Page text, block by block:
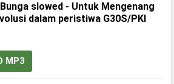
slowed - Untuk Mengenang
dalam peristiwa G30S/PKI
MP3